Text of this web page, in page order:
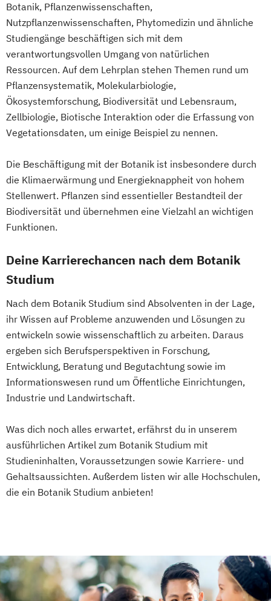
Stoffliche und energetische Nutzung
nachwachsender Rohstoffe (NAWARO) -
internationales Masterprogramm
Biomassetechnologie
Sustainability in Agriculture
Food Production and Food Technology in
the Danube Region
Umwelt- und Bioressourcenmanagement
Universitätslehrgang Advanced
technologies in smart crop farming
Universitätslehrgang Akademischer
Jagdwirt/Akademische Jagdwirtin
forstwirtschaftlicher Liegenschaften
Universitätslehrgang
Green.Building.Solutions
Universitätslehrgang Life-Cycle and
Sustainability of Civil Infrastructure and
Protection Systems (CP)
Universitätslehrgang Mycotoxin Summer
Academy (CP)
Universitätslehrgang Protein
Fundamentals and Measurments for
Process Development and Scale (CP)
Water Management and Environmental
Engineering (Englisch)
English and American Studies
Environmental Sciences
Erdwissenschaften
Ernährungswissenschaften
Ethik für Schule und Beruf
Europäische Ethnologie
Evangelische Fachtheologie
Evangelische Religion (Lehramt)
Finno-Ugristik
Französisch (Lehramt)
Gender Studies
Genetik und Entwicklungsbiologie
(Lehramt)
(Lehramt)
Geschichtsforschung
Historische Hilfswissenschaften und
Archivwissenschaft
Globalgeschichte und Global Studies
Griechisch (Lehramt)
Haushaltsökonomie und Ernährung
(Lehramt)
Health and Physical Activity
Hungarologie
Indogermanistik und historische
Beeinträchtigungen (Lehramt)
Interdisziplinäre Osteuropastudien
Internationale Betriebswirtschaft
Botanik, Pflanzenwissenschaften,
Nutzpflanzenwissenschaften, Phytomedizin und ähnliche
Studiengänge beschäftigen sich mit dem
verantwortungsvollen Umgang von natürlichen
Ressourcen. Auf dem Lehrplan stehen Themen rund um
Pflanzensystematik, Molekularbiologie,
Ökosystemforschung, Biodiversität und Lebensraum,
Zellbiologie, Biotische Interaktion oder die Erfassung von
Vegetationsdaten, um einige Beispiel zu nennen.
Die Beschäftigung mit der Botanik ist insbesondere durch
die Klimaerwärmung und Energieknappheit von hohem
Stellenwert. Pflanzen sind essentieller Bestandteil der
Biodiversität und übernehmen eine Vielzahl an wichtigen
Funktionen.
Deine Karrierechancen nach dem Botanik
Studium
Nach dem Botanik Studium sind Absolventen in der Lage,
ihr Wissen auf Probleme anzuwenden und Lösungen zu
entwickeln sowie wissenschaftlich zu arbeiten. Daraus
ergeben sich Berufsperspektiven in Forschung,
Entwicklung, Beratung und Begutachtung sowie im
Informationswesen rund um Öffentliche Einrichtungen,
Industrie und Landwirtschaft.
Was dich noch alles erwartet, erfährst du in unserem
ausführlichen Artikel zum Botanik Studium mit
Studieninhalten, Voraussetzungen sowie Karriere- und
Gehaltsaussichten. Außerdem listen wir alle Hochschulen,
die ein Botanik Studium anbieten!